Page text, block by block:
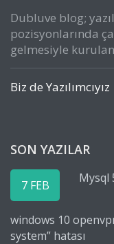
Dubluve blog;
pozisyonlarında
gelmesiyle
Biz de Yazılımcıyız
SON YAZILAR
7 FEB Mysql
windows 10
system” hatası